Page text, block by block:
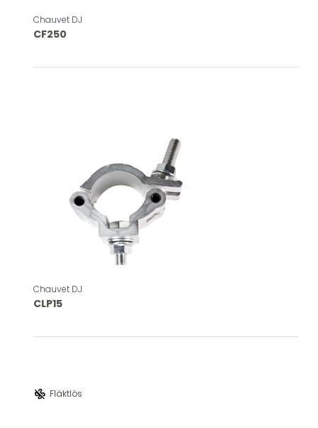
Chauvet DJ
CF250
Chauvet DJ
CLP15
mode_fan_off Fläktlös